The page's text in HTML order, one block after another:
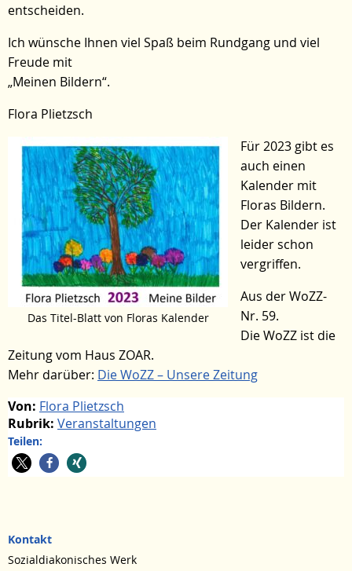
entscheiden.
Ich wünsche Ihnen viel Spaß beim Rundgang und viel
Freude mit
„Meinen Bildern“.
Flora Plietzsch
Das Titel-Blatt von Floras Kalender
Für 2023 gibt es
auch einen
Kalender mit
Floras Bildern.
Der Kalender ist
leider schon
vergriffen.
Aus der WoZZ-
Nr. 59.
Die WoZZ ist die
Zeitung vom Haus ZOAR.
Mehr darüber: Die WoZZ – Unsere Zeitung
Von: Flora Plietzsch
Rubrik: Veranstaltungen
Teilen:
Kontakt
Sozialdiakonisches Werk